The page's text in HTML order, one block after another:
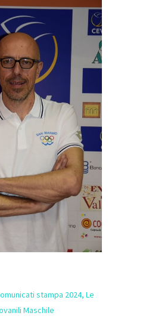
stampa 2024, Le
Maschile